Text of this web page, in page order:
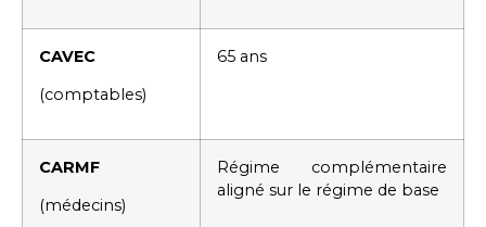
CAVEC
(comptables)
65 ans
CARMF
(médecins)
Régime complémentaire
aligné sur le régime de base